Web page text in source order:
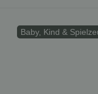
Baby, Kind &